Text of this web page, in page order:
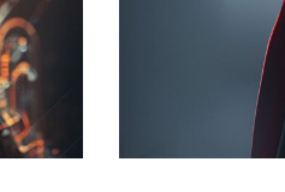
روز قیامت
تحلیل پرامپت